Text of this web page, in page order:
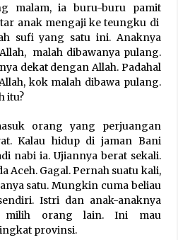
ago
Latih Mental dan Spiritual 80
ago
Beri Pelatihan dan Motivasi
Guru Diniyah Disdikbud Kota Banda
ago
Model Motivasi dalam
Bisnis
ago
malam, ia buru-buru pamit
anak mengaji ke teungku di
sufi yang satu ini. Anaknya
malah dibawanya pulang.
dekat dengan Allah. Padahal
kok malah dibawa pulang.
itu?
orang yang perjuangan
Kalau hidup di jaman Bani
nabi ia. Ujiannya berat sekali.
Aceh. Gagal. Pernah suatu kali,
satu. Mungkin cuma beliau
Istri dan anak-anaknya
milih orang lain. Ini mau
provinsi.